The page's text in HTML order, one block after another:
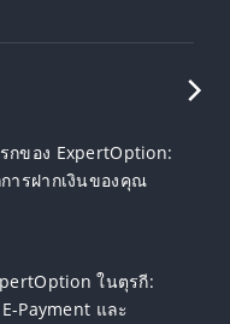
กของ ExpertOption:
ารฝากเงินของคุณ
ในตุรกี:
Payment และ